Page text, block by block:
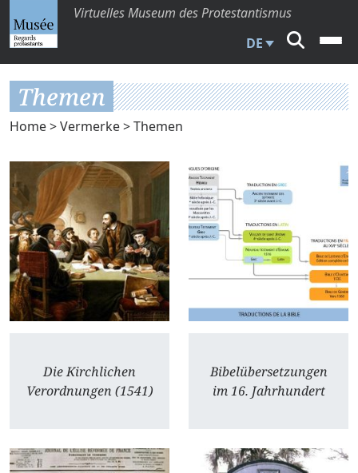
Virtuelles Museum des Protestantismus
DE
Themen
Home>Vermerke> Themen
Die Kirchlichen
Verordnungen (1541)
Bibelübersetzungen
im 16. Jahrhundert